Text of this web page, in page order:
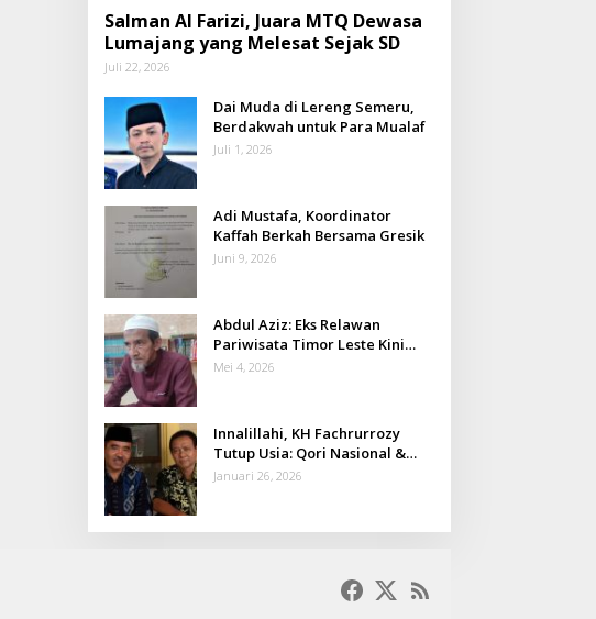
Salman Al Farizi, Juara MTQ Dewasa
Lumajang yang Melesat Sejak SD
Juli 22, 2026
Dai Muda di Lereng Semeru,
Berdakwah untuk Para Mualaf
Juli 1, 2026
Adi Mustafa, Koordinator
Kaffah Berkah Bersama Gresik
Juni 9, 2026
Abdul Aziz: Eks Relawan
Pariwisata Timor Leste Kini
Takmir Kalisat
Mei 4, 2026
Innalillahi, KH Fachrurrozy
Tutup Usia: Qori Nasional &
Mantan Kadis Kemenag yang
Januari 26, 2026